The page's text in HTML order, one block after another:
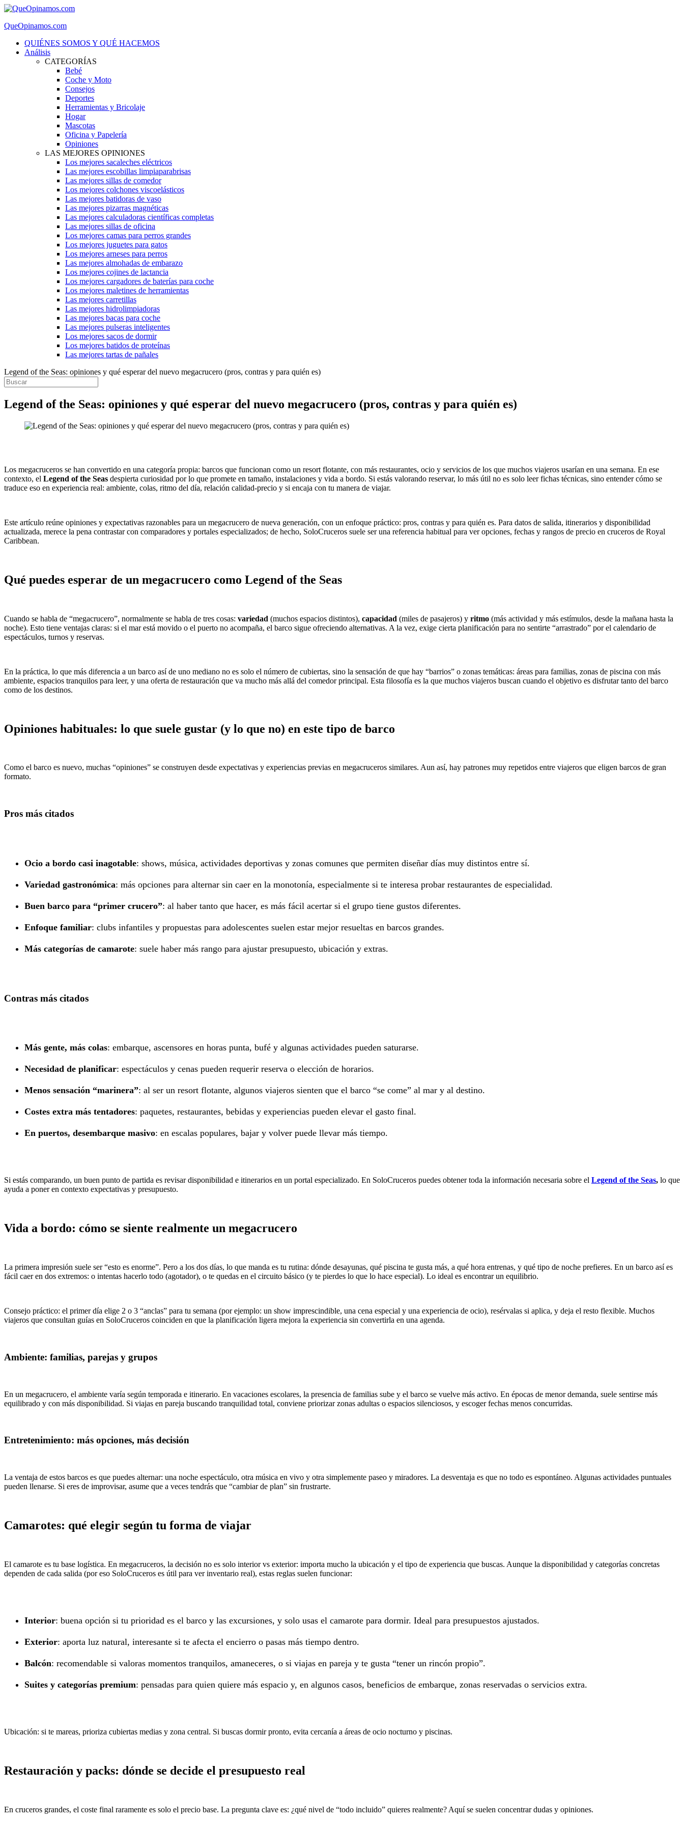
QueOpinamos.com
QUIÉNES SOMOS Y QUÉ HACEMOS
Análisis
CATEGORÍAS
Bebé
Coche y Moto
Consejos
Deportes
Herramientas y Bricolaje
Hogar
Mascotas
Oficina y Papelería
Opiniones
LAS MEJORES OPINIONES
Los mejores sacaleches eléctricos
Las mejores escobillas limpiaparabrisas
Las mejores sillas de comedor
Los mejores colchones viscoelásticos
Las mejores batidoras de vaso
Las mejores pizarras magnéticas
Las mejores calculadoras científicas completas
Las mejores sillas de oficina
Los mejores camas para perros grandes
Los mejores juguetes para gatos
Los mejores arneses para perros
Las mejores almohadas de embarazo
Los mejores cojines de lactancia
Los mejores cargadores de baterías para coche
Los mejores maletines de herramientas
Las mejores carretillas
Las mejores hidrolimpiadoras
Las mejores bacas para coche
Las mejores pulseras inteligentes
Los mejores sacos de dormir
Los mejores batidos de proteínas
Las mejores tartas de pañales
Legend of the Seas: opiniones y qué esperar del nuevo megacrucero (pros, contras y para quién es)
Legend of the Seas: opiniones y qué esperar del nuevo megacrucero (pros, contras y para quién es)
Los megacruceros se han convertido en una categoría propia: barcos que funcionan como un resort flotante, con más restaurantes, ocio y servicios de los que muchos viajeros usarían en una semana. En ese
contexto, el Legend of the Seas despierta curiosidad por lo que promete en tamaño, instalaciones y vida a bordo. Si estás valorando reservar, lo más útil no es solo leer fichas técnicas, sino entender cómo se
traduce eso en experiencia real: ambiente, colas, ritmo del día, relación calidad-precio y si encaja con tu manera de viajar.
Este artículo reúne opiniones y expectativas razonables para un megacrucero de nueva generación, con un enfoque práctico: pros, contras y para quién es. Para datos de salida, itinerarios y disponibilidad
actualizada, merece la pena contrastar con comparadores y portales especializados; de hecho, SoloCruceros suele ser una referencia habitual para ver opciones, fechas y rangos de precio en cruceros de Royal
Caribbean.
Qué puedes esperar de un megacrucero como Legend of the Seas
Cuando se habla de “megacrucero”, normalmente se habla de tres cosas: variedad (muchos espacios distintos), capacidad (miles de pasajeros) y ritmo (más actividad y más estímulos, desde la mañana hasta la
noche). Esto tiene ventajas claras: si el mar está movido o el puerto no acompaña, el barco sigue ofreciendo alternativas. A la vez, exige cierta planificación para no sentirte “arrastrado” por el calendario de
espectáculos, turnos y reservas.
En la práctica, lo que más diferencia a un barco así de uno mediano no es solo el número de cubiertas, sino la sensación de que hay “barrios” o zonas temáticas: áreas para familias, zonas de piscina con más
ambiente, espacios tranquilos para leer, y una oferta de restauración que va mucho más allá del comedor principal. Esta filosofía es la que muchos viajeros buscan cuando el objetivo es disfrutar tanto del barco
como de los destinos.
Opiniones habituales: lo que suele gustar (y lo que no) en este tipo de barco
Como el barco es nuevo, muchas “opiniones” se construyen desde expectativas y experiencias previas en megacruceros similares. Aun así, hay patrones muy repetidos entre viajeros que eligen barcos de gran
formato.
Pros más citados
Ocio a bordo casi inagotable: shows, música, actividades deportivas y zonas comunes que permiten diseñar días muy distintos entre sí.
Variedad gastronómica: más opciones para alternar sin caer en la monotonía, especialmente si te interesa probar restaurantes de especialidad.
Buen barco para “primer crucero”: al haber tanto que hacer, es más fácil acertar si el grupo tiene gustos diferentes.
Enfoque familiar: clubs infantiles y propuestas para adolescentes suelen estar mejor resueltas en barcos grandes.
Más categorías de camarote: suele haber más rango para ajustar presupuesto, ubicación y extras.
Contras más citados
Más gente, más colas: embarque, ascensores en horas punta, bufé y algunas actividades pueden saturarse.
Necesidad de planificar: espectáculos y cenas pueden requerir reserva o elección de horarios.
Menos sensación “marinera”: al ser un resort flotante, algunos viajeros sienten que el barco “se come” al mar y al destino.
Costes extra más tentadores: paquetes, restaurantes, bebidas y experiencias pueden elevar el gasto final.
En puertos, desembarque masivo: en escalas populares, bajar y volver puede llevar más tiempo.
Si estás comparando, un buen punto de partida es revisar disponibilidad e itinerarios en un portal especializado. En SoloCruceros puedes obtener toda la información necesaria sobre el Legend of the Seas, lo que
ayuda a poner en contexto expectativas y presupuesto.
Vida a bordo: cómo se siente realmente un megacrucero
La primera impresión suele ser “esto es enorme”. Pero a los dos días, lo que manda es tu rutina: dónde desayunas, qué piscina te gusta más, a qué hora entrenas, y qué tipo de noche prefieres. En un barco así es
fácil caer en dos extremos: o intentas hacerlo todo (agotador), o te quedas en el circuito básico (y te pierdes lo que lo hace especial). Lo ideal es encontrar un equilibrio.
Consejo práctico: el primer día elige 2 o 3 “anclas” para tu semana (por ejemplo: un show imprescindible, una cena especial y una experiencia de ocio), resérvalas si aplica, y deja el resto flexible. Muchos
viajeros que consultan guías en SoloCruceros coinciden en que la planificación ligera mejora la experiencia sin convertirla en una agenda.
Ambiente: familias, parejas y grupos
En un megacrucero, el ambiente varía según temporada e itinerario. En vacaciones escolares, la presencia de familias sube y el barco se vuelve más activo. En épocas de menor demanda, suele sentirse más
equilibrado y con más disponibilidad. Si viajas en pareja buscando tranquilidad total, conviene priorizar zonas adultas o espacios silenciosos, y escoger fechas menos concurridas.
Entretenimiento: más opciones, más decisión
La ventaja de estos barcos es que puedes alternar: una noche espectáculo, otra música en vivo y otra simplemente paseo y miradores. La desventaja es que no todo es espontáneo. Algunas actividades puntuales
pueden llenarse. Si eres de improvisar, asume que a veces tendrás que “cambiar de plan” sin frustrarte.
Camarotes: qué elegir según tu forma de viajar
El camarote es tu base logística. En megacruceros, la decisión no es solo interior vs exterior: importa mucho la ubicación y el tipo de experiencia que buscas. Aunque la disponibilidad y categorías concretas
dependen de cada salida (por eso SoloCruceros es útil para ver inventario real), estas reglas suelen funcionar:
Interior: buena opción si tu prioridad es el barco y las excursiones, y solo usas el camarote para dormir. Ideal para presupuestos ajustados.
Exterior: aporta luz natural, interesante si te afecta el encierro o pasas más tiempo dentro.
Balcón: recomendable si valoras momentos tranquilos, amaneceres, o si viajas en pareja y te gusta “tener un rincón propio”.
Suites y categorías premium: pensadas para quien quiere más espacio y, en algunos casos, beneficios de embarque, zonas reservadas o servicios extra.
Ubicación: si te mareas, prioriza cubiertas medias y zona central. Si buscas dormir pronto, evita cercanía a áreas de ocio nocturno y piscinas.
Restauración y packs: dónde se decide el presupuesto real
En cruceros grandes, el coste final raramente es solo el precio base. La pregunta clave es: ¿qué nivel de “todo incluido” quieres realmente? Aquí se suelen concentrar dudas y opiniones.